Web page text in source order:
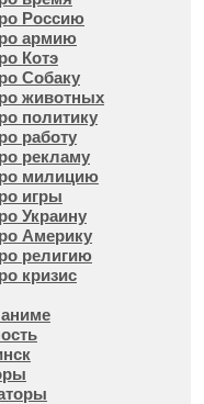
Россию
армию
Котэ
Собаку
животных
политику
работу
рекламу
милицию
игры
Украину
Америку
религию
кризис